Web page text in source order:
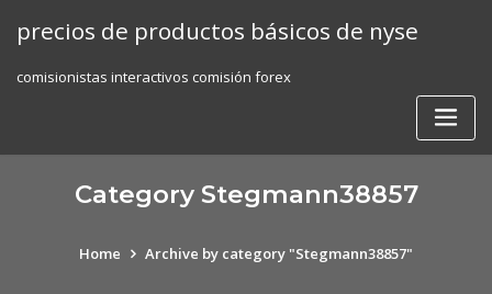
precios de productos básicos de nyse
comisionistas interactivos comisión forex
Category Stegmann38857
Home Archive by category "Stegmann38857"